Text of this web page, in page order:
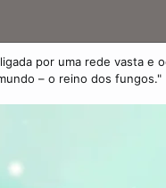
por uma rede vasta
– o reino dos fungos."